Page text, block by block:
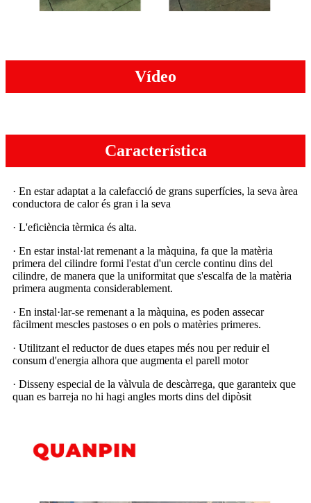
Vídeo
Característica
· En estar adaptat a la calefacció de grans superfícies, la seva àrea
conductora de calor és gran i la seva
· L'eficiència tèrmica és alta.
· En estar instal·lat remenant a la màquina, fa que la matèria
primera del cilindre formi l'estat d'un cercle continu dins del
cilindre, de manera que la uniformitat que s'escalfa de la matèria
primera augmenta considerablement.
· En instal·lar-se remenant a la màquina, es poden assecar
fàcilment mescles pastoses o en pols o matèries primeres.
· Utilitzant el reductor de dues etapes més nou per reduir el
consum d'energia alhora que augmenta el parell motor
· Disseny especial de la vàlvula de descàrrega, que garanteix que
quan es barreja no hi hagi angles morts dins del dipòsit